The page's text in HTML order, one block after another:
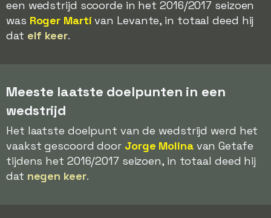
een wedstrijd scoorde in het 2016/2017 seizoen
was Roger Martívan Levante, in totaal deed hij
dat elf keer.
Meeste laatste doelpunten in een
wedstrijd
Het laatste doelpunt van de wedstrijd werd het
vaakst gescoord door Jorge Molinavan Getafe
tijdens het 2016/2017 seizoen, in totaal deed hij
dat negen keer.